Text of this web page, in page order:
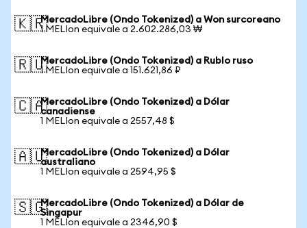
🇰🇷MercadoLibre (Ondo Tokenized) a Won surcoreano
1 MELIon equivale a 2.602.286,03 ₩
🇷🇺MercadoLibre (Ondo Tokenized) a Rublo ruso
1 MELIon equivale a 151.621,86 ₽
🇨🇦MercadoLibre (Ondo Tokenized) a Dólar
canadiense
1 MELIon equivale a 2557,48 $
🇦🇺MercadoLibre (Ondo Tokenized) a Dólar
australiano
1 MELIon equivale a 2594,95 $
🇸🇬MercadoLibre (Ondo Tokenized) a Dólar de
Singapur
1 MELIon equivale a 2346,90 $